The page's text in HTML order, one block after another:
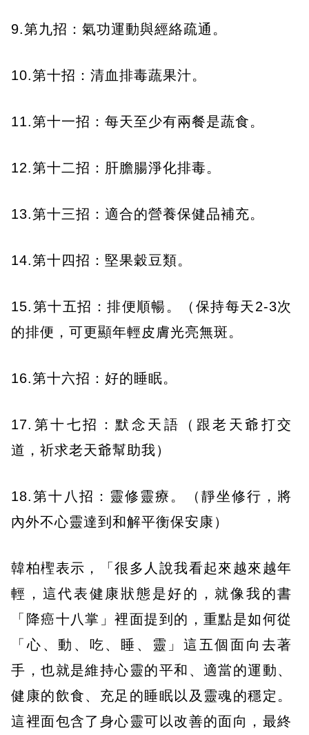
9.第九招：氣功運動與經絡疏通。
10.第十招：清血排毒蔬果汁。
11.第十一招：每天至少有兩餐是蔬食。
12.第十二招：肝膽腸淨化排毒。
13.第十三招：適合的營養保健品補充。
14.第十四招：堅果穀豆類。
15.第十五招：排便順暢。（保持每天2-3次
的排便，可更顯年輕皮膚光亮無斑。
16.第十六招：好的睡眠。
17.第十七招：默念天語（跟老天爺打交
道，祈求老天爺幫助我）
18.第十八招：靈修靈療。（靜坐修行，將
內外不心靈達到和解平衡保安康）
韓柏檉表示，「很多人說我看起來越來越年
輕，這代表健康狀態是好的，就像我的書
「降癌十八掌」裡面提到的，重點是如何從
「心、動、吃、睡、靈」這五個面向去著
手，也就是維持心靈的平和、適當的運動、
健康的飲食、充足的睡眠以及靈魂的穩定。
這裡面包含了身心靈可以改善的面向，最終